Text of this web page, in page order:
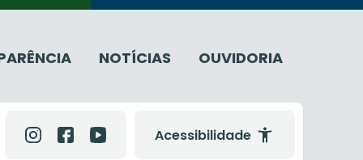
NOTÍCIAS OUVIDORIA
Acessibilidade